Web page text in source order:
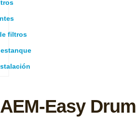
filtros
AEM-Easy Drum